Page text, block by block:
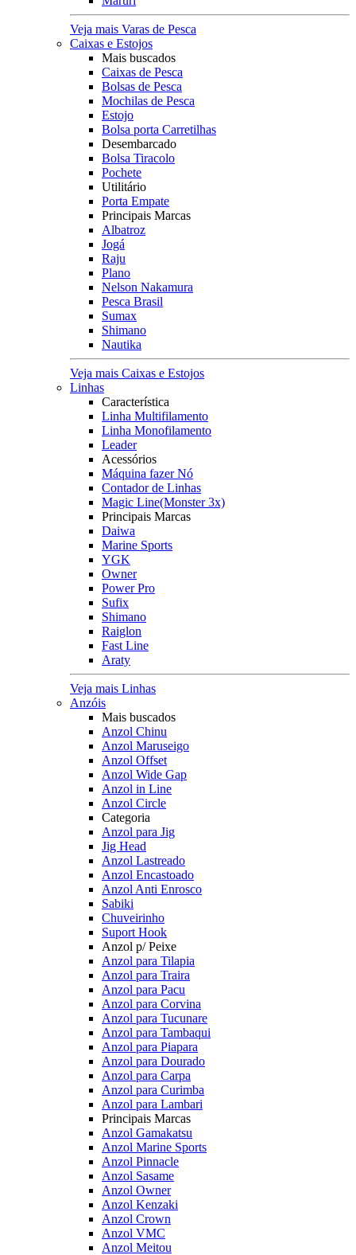
Veja mais Varas de Pesca
Caixas e Estojos
Mais buscados
Caixas de Pesca
Bolsas de Pesca
Mochilas de Pesca
Estojo
Bolsa porta Carretilhas
Desembarcado
Bolsa Tiracolo
Pochete
Utilitário
Porta Empate
Principais Marcas
Albatroz
Jogá
Raju
Plano
Nelson Nakamura
Pesca Brasil
Sumax
Shimano
Nautika
Veja mais Caixas e Estojos
Linhas
Característica
Linha Multifilamento
Linha Monofilamento
Leader
Acessórios
Máquina fazer Nó
Contador de Linhas
Magic Line(Monster 3x)
Principais Marcas
Daiwa
Marine Sports
YGK
Owner
Power Pro
Sufix
Shimano
Raiglon
Fast Line
Araty
Veja mais Linhas
Anzóis
Mais buscados
Anzol Chinu
Anzol Maruseigo
Anzol Offset
Anzol Wide Gap
Anzol in Line
Anzol Circle
Categoria
Anzol para Jig
Jig Head
Anzol Lastreado
Anzol Encastoado
Anzol Anti Enrosco
Sabiki
Chuveirinho
Suport Hook
Anzol p/ Peixe
Anzol para Tilapia
Anzol para Traira
Anzol para Pacu
Anzol para Corvina
Anzol para Tucunare
Anzol para Tambaqui
Anzol para Piapara
Anzol para Dourado
Anzol para Carpa
Anzol para Curimba
Anzol para Lambari
Principais Marcas
Anzol Gamakatsu
Anzol Marine Sports
Anzol Pinnacle
Anzol Sasame
Anzol Owner
Anzol Kenzaki
Anzol Crown
Anzol VMC
Anzol Meitou